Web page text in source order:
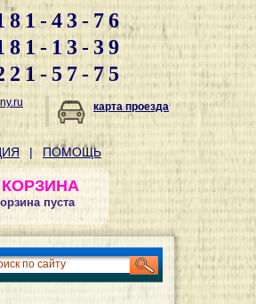
43-76
13-39
57-75
карта проезда
| ПОМОЩЬ
пуста